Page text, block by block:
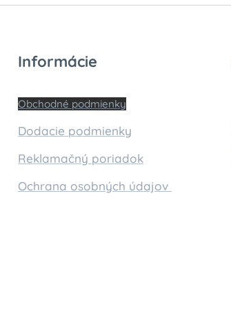
Informácie
Obchodné podmienky
Dodacie podmienky
Reklamačný poriadok
Ochrana osobných údajov